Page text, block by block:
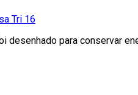
Tri 16
desenhado para conservar